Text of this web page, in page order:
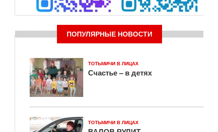
ПОПУЛЯРНЫЕ НОВОСТИ
ТОТЬМИЧИ В ЛИЦАХ
Счастье – в детях
ТОТЬМИЧИ В ЛИЦАХ